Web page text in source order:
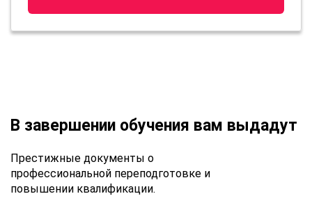
В завершении обучения вам выдадут
Престижные документы о
профессиональной переподготовке и
повышении квалификации.